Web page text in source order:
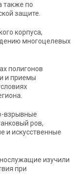
также по
защите.
корпуса,
многоцелевых
полигонов
и приемы
взрывные
ров,
и искусственные
изучили
при